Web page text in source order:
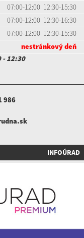
07:00-12:00 12:30-15:30
07:00-12:00 12:30-16:30
07:00-12:00 12:30-15:30
nestránkový deň
- 12:30
986
INFOÚRAD